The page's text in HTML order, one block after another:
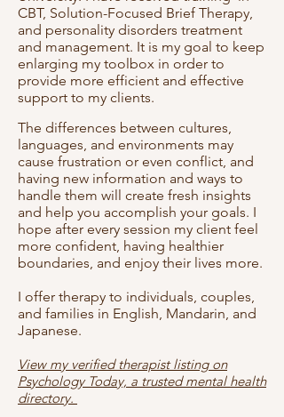
CBT, Solution-Focused Brief Therapy,
and personality disorders treatment
and management. It is my goal to keep
enlarging my toolbox in order to
provide more efficient and effective
support to my clients.
The differences between cultures,
languages, and environments may
cause frustration or even conflict, and
having new information and ways to
handle them will create fresh insights
and help you accomplish your goals. I
hope after every session my client feel
more confident, having healthier
boundaries, and enjoy their lives more.
I offer therapy to individuals, couples,
and families in English, Mandarin, and
Japanese.
View my verified therapist listing on
Psychology Today, a trusted mental health
directory.